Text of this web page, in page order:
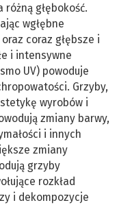
głębokość.
wgłębne
coraz głębsze i
i intensywne
UV) powoduje
Grzyby,
wyrobów i
zmiany barwy,
i innych
zmiany
grzyby
rozkład
i dekompozycje